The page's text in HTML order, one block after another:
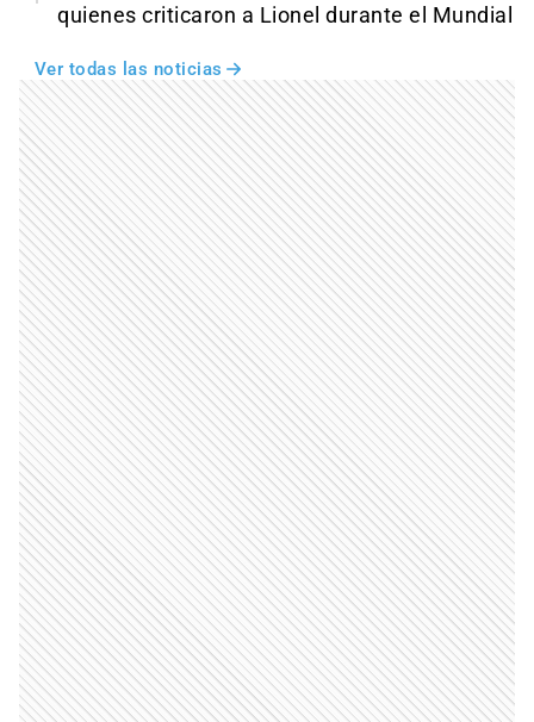
quienes criticaron a Lionel durante el Mundial
Ver todas las noticias